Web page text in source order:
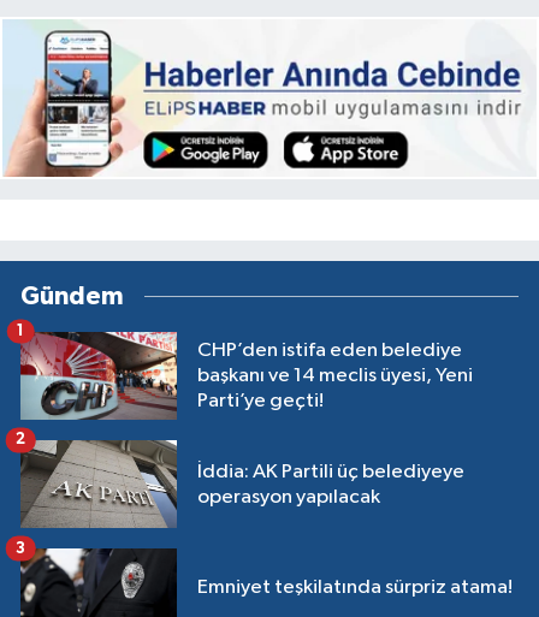
Gündem
CHP’den istifa eden belediye
başkanı ve 14 meclis üyesi, Yeni
Parti’ye geçti!
1
İddia: AK Partili üç belediyeye
operasyon yapılacak
2
Emniyet teşkilatında sürpriz atama!
3